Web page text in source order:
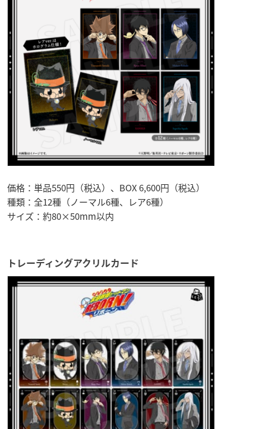
価格：単品550円（税込）、BOX 6,600円（税込）
種類：全12種（ノーマル6種、レア6種）
サイズ：約80×50mm以内
トレーディングアクリルカード